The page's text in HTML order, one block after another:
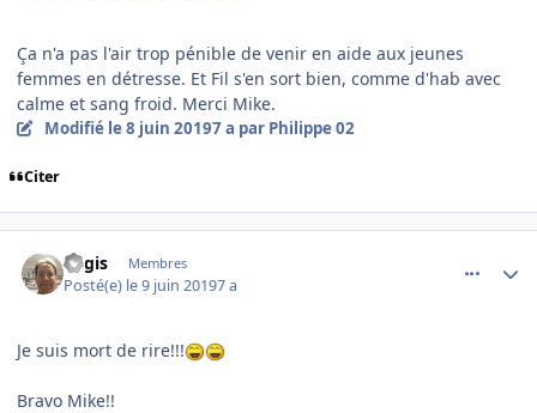
Ça n'a pas l'air trop pénible de venir en aide aux jeunes
femmes en détresse. Et Fil s'en sort bien, comme d'hab avec
calme et sang froid. Merci Mike.
Modifié le 8 juin 20197 a par Philippe 02
Citer
Regis Membres
Posté(e) le 9 juin 20197 a
Je suis mort de rire!!!
Bravo Mike!!